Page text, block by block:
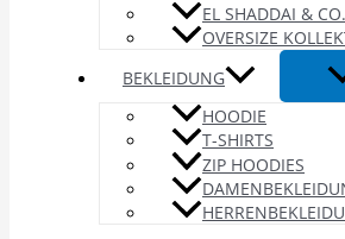
EL SHADDAI & CO.
OVERSIZE
BEKLEIDUNG
HOODIE
T-SHIRTS
ZIP HOODIES